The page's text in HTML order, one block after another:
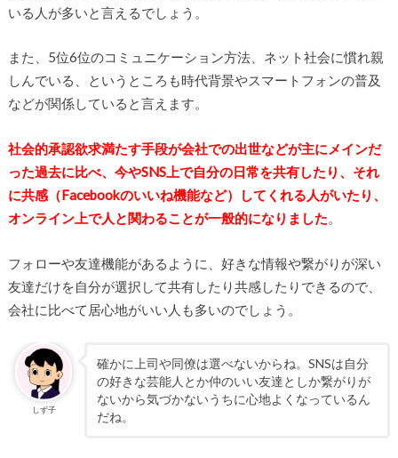
いる人が多いと言えるでしょう。
また、5位6位のコミュニケーション方法、ネット社会に慣れ親
しんでいる、というところも時代背景やスマートフォンの普及
などが関係していると言えます。
社会的承認欲求満たす手段が会社での出世などが主にメインだ
った過去に比べ、今やSNS上で自分の日常を共有したり、それ
に共感（Facebookのいいね機能など）してくれる人がいたり、
オンライン上で人と関わることが一般的になりました。
フォローや友達機能があるように、好きな情報や繋がりが深い
友達だけを自分が選択して共有したり共感したりできるので、
会社に比べて居心地がいい人も多いのでしょう。
しず子
確かに上司や同僚は選べないからね。SNSは自分
の好きな芸能人とか仲のいい友達としか繋がりが
ないから気づかないうちに心地よくなっているん
だね。